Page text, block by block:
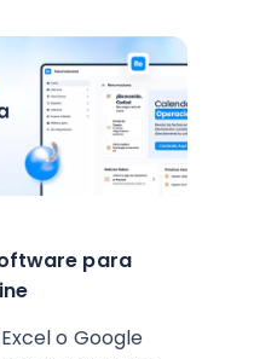
para
o Google